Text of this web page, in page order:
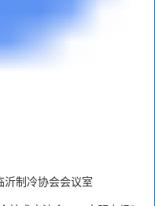
制冷协会会议室